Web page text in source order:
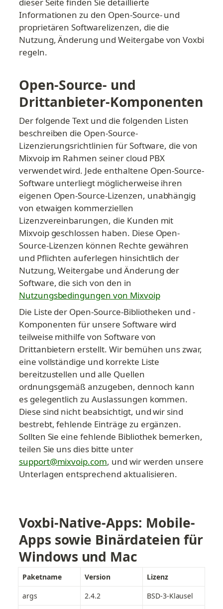
Informationen zu den Open-Source- und
proprietären Softwarelizenzen, die die
Nutzung, Änderung und Weitergabe von Voxbi
regeln.
Open-Source- und
Drittanbieter-Komponenten
Der folgende Text und die folgenden Listen
beschreiben die Open-Source-
Lizenzierungsrichtlinien für Software, die von
Mixvoip im Rahmen seiner cloud PBX
verwendet wird. Jede enthaltene Open-Source-
Software unterliegt möglicherweise ihren
eigenen Open-Source-Lizenzen, unabhängig
von etwaigen kommerziellen
Lizenzvereinbarungen, die Kunden mit
Mixvoip geschlossen haben. Diese Open-
Source-Lizenzen können Rechte gewähren
und Pflichten auferlegen hinsichtlich der
Nutzung, Weitergabe und Änderung der
Software, die sich von den in
Nutzungsbedingungen von Mixvoip
Die Liste der Open-Source-Bibliotheken und -
Komponenten für unsere Software wird
teilweise mithilfe von Software von
Drittanbietern erstellt. Wir bemühen uns zwar,
eine vollständige und korrekte Liste
bereitzustellen und alle Quellen
ordnungsgemäß anzugeben, dennoch kann
es gelegentlich zu Auslassungen kommen.
Diese sind nicht beabsichtigt, und wir sind
bestrebt, fehlende Einträge zu ergänzen.
Sollten Sie eine fehlende Bibliothek bemerken,
teilen Sie uns dies bitte unter
support@mixvoip.com, und wir werden unsere
Unterlagen entsprechend aktualisieren.
Voxbi-Native-Apps: Mobile-
Apps sowie Binärdateien für
Windows und Mac
Paketname Version
Lizenz
args
2.4.2
BSD-3-Klausel